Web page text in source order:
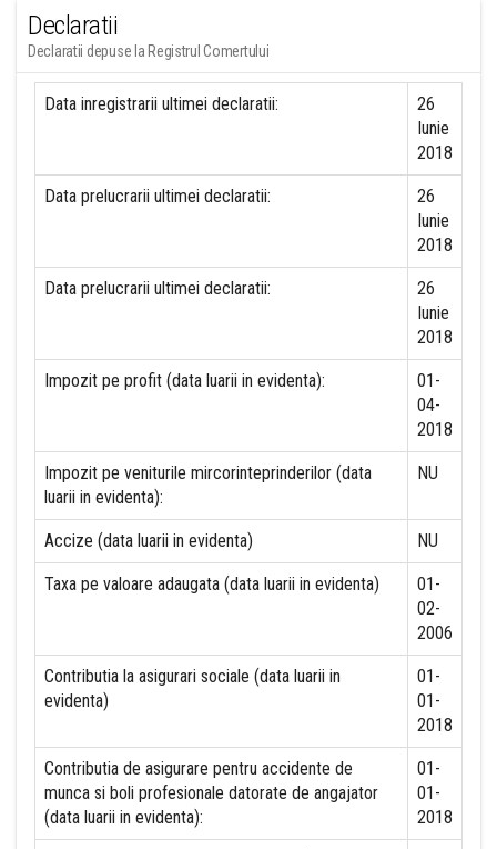
Declaratii
Declaratii depuse la Registrul Comertului
Data inregistrarii ultimei declaratii:
26
Iunie
2018
Data prelucrarii ultimei declaratii:
26
Iunie
2018
Data prelucrarii ultimei declaratii:
26
Iunie
2018
Impozit pe profit (data luarii in evidenta):
01-
04-
2018
Impozit pe veniturile mircorinteprinderilor (data
luarii in evidenta):
NU
Accize (data luarii in evidenta) NU
Taxa pe valoare adaugata (data luarii in evidenta)
01-
02-
2006
Contributia la asigurari sociale (data luarii in
evidenta)
01-
01-
2018
Contributia de asigurare pentru accidente de
munca si boli profesionale datorate de angajator
(data luarii in evidenta):
01-
01-
2018